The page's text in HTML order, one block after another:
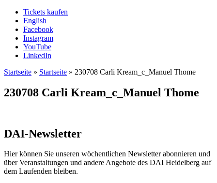
Tickets kaufen
English
Facebook
Instagram
YouTube
LinkedIn
Startseite » Startseite » 230708 Carli Kream_c_Manuel Thome
230708 Carli Kream_c_Manuel Thome
DAI-Newsletter
Hier können Sie unseren wöchentlichen Newsletter abonnieren und
über Veranstaltungen und andere Angebote des DAI Heidelberg auf
dem Laufenden bleiben.